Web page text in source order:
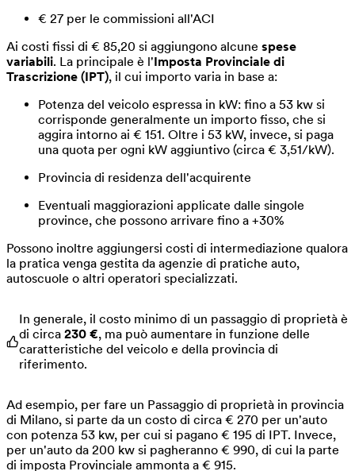
€ 27 per le commissioni all'ACI
Ai costi fissi di € 85,20 si aggiungono alcune spese
variabili. La principale è l'Imposta Provinciale di
Trascrizione (IPT), il cui importo varia in base a:
Potenza del veicolo espressa in kW: fino a 53 kw si
corrisponde generalmente un importo fisso, che si
aggira intorno ai € 151. Oltre i 53 kW, invece, si paga
una quota per ogni kW aggiuntivo (circa € 3,51/kW).
Provincia di residenza dell'acquirente
Eventuali maggiorazioni applicate dalle singole
province, che possono arrivare fino a +30%
Possono inoltre aggiungersi costi di intermediazione qualora
la pratica venga gestita da agenzie di pratiche auto,
autoscuole o altri operatori specializzati.
In generale, il costo minimo di un passaggio di proprietà è
di circa 230 €, ma può aumentare in funzione delle
caratteristiche del veicolo e della provincia di
riferimento.
Ad esempio, per fare un Passaggio di proprietà in provincia
di Milano, si parte da un costo di circa € 270 per un'auto
con potenza 53 kw, per cui si pagano € 195 di IPT. Invece,
per un'auto da 200 kw si pagheranno € 990, di cui la parte
di imposta Provinciale ammonta a € 915.